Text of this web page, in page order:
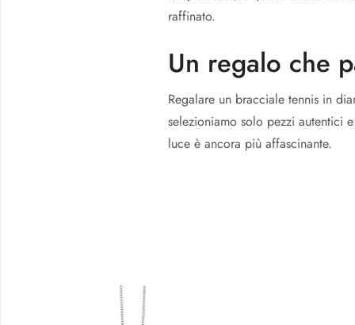
raffinato.
Un regalo che
Regalare un bracciale tennis in
selezioniamo solo pezzi autentici
luce è ancora più affascinante.